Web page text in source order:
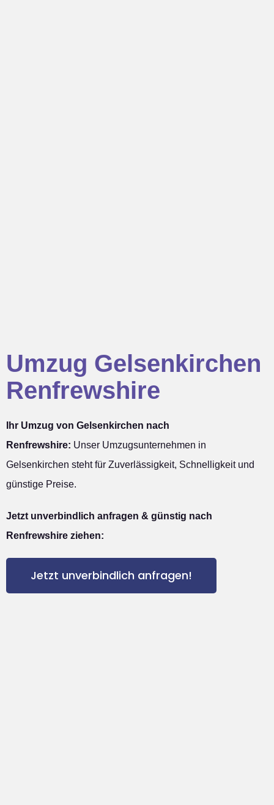
Umzug Gelsenkirchen
Renfrewshire
Ihr Umzug von Gelsenkirchen nach
Renfrewshire: Unser Umzugsunternehmen in
Gelsenkirchen steht für Zuverlässigkeit, Schnelligkeit und
günstige Preise.
Jetzt unverbindlich anfragen & günstig nach
Renfrewshire ziehen:
Jetzt unverbindlich anfragen!